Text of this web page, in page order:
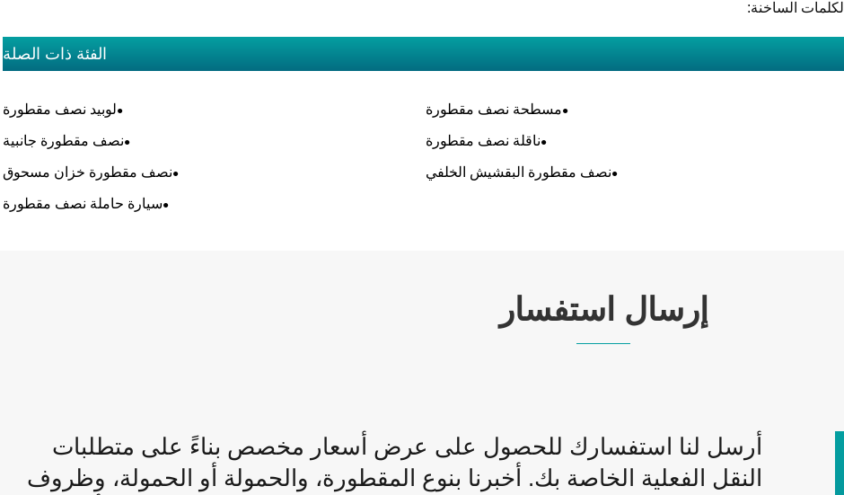
الكلمات الساخنة:
الفئة ذات الصلة
لوبيد نصف مقطورة مسطحة نصف مقطورة
نصف مقطورة جانبية ناقلة نصف مقطورة
نصف مقطورة خزان مسحوق نصف مقطورة البقشيش الخلفي
سيارة حاملة نصف مقطورة
إرسال استفسار
أرسل لنا استفسارك للحصول على عرض أسعار مخصص بناءً على متطلبات
النقل الفعلية الخاصة بك. أخبرنا بنوع المقطورة، والحمولة أو الحمولة، وظروف